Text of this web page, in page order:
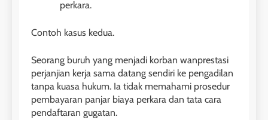
perkara.
Contoh kasus kedua.
Seorang buruh yang menjadi korban wanprestasi
perjanjian kerja sama datang sendiri ke pengadilan
tanpa kuasa hukum. Ia tidak memahami prosedur
pembayaran panjar biaya perkara dan tata cara
pendaftaran gugatan.